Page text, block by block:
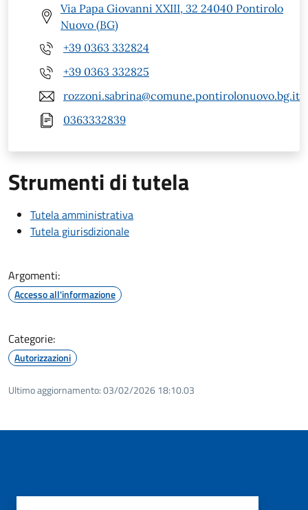
Via Papa Giovanni XXIII, 32 24040 Pontirolo
Nuovo (BG)
+39 0363 332824
+39 0363 332825
rozzoni.sabrina@comune.pontirolonuovo.bg.it
0363332839
Strumenti di tutela
Tutela amministrativa
Tutela giurisdizionale
Argomenti:
Accesso all'informazione
Categorie:
Autorizzazioni
Ultimo aggiornamento:03/02/2026 18:10.03